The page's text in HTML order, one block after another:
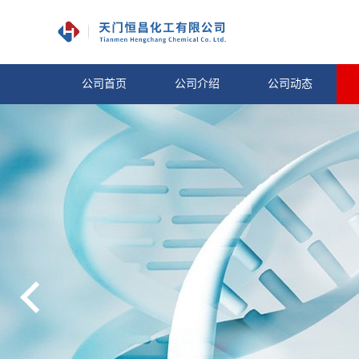
公司首页 公司介绍 公司动态